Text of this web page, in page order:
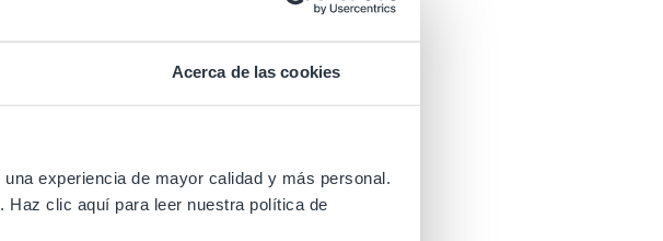
Acerca de las cookies
experiencia de mayor calidad y más personal.
clic aquí para leer nuestra política de